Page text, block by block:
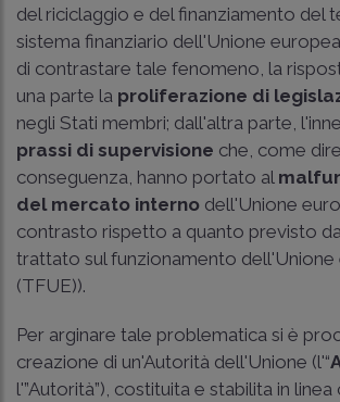
del riciclaggio e del finanziamento del
sistema finanziario dell'Unione
di contrastare tale fenomeno, la
una parte la proliferazione di
negli Stati membri; dall'altra parte,
prassi di supervisione che, come
conseguenza, hanno portato al
del mercato interno dell'Unione
contrasto rispetto a quanto previsto
trattato sul funzionamento dell'Unione
(TFUE)).
Per arginare tale problematica si è
creazione di un'Autorità dell'Unione (l'“
l'”Autorità”), costituita e stabilita in linea